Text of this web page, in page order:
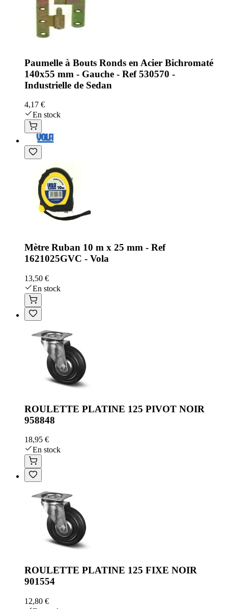
Paumelle à Bouts Ronds en Acier Bichromaté
140x55 mm - Gauche - Ref 530570 -
Industrielle de Sedan
4,17 €
En stock
Mètre Ruban 10 m x 25 mm - Ref
1621025GVC - Vola
13,50 €
En stock
ROULETTE PLATINE 125 PIVOT NOIR
958848
18,95 €
En stock
ROULETTE PLATINE 125 FIXE NOIR
901554
12,80 €